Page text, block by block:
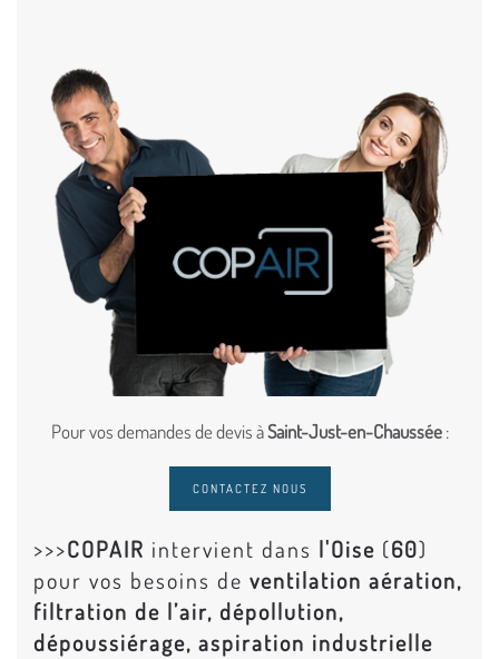
Pour vos demandes de devis àSaint-Just-en-Chaussée:
CONTACTEZ NOUS
>>>COPAIR intervient dans l'Oise (60)
pour vos besoins de ventilation aération,
filtration de l’air, dépollution,
dépoussiérage, aspiration industrielle